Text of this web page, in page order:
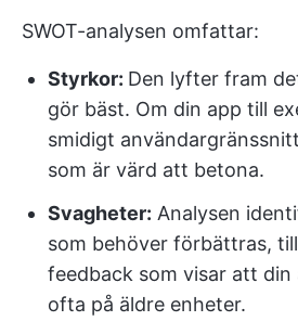
SWOT-analysen omfattar:
Styrkor: Den lyfter fram
gör bäst. Om din app till
smidigt
som är värd att betona.
Svagheter: Analysen
som behöver förbättras,
feedback som visar att
ofta på äldre enheter.